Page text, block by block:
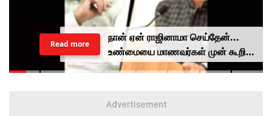
நான் ஏன் ராஜினாமா செய்தேன்...
உண்மையை மாணவர்கள் முன் கூறிய
தர்மேந்திர பிரதான்...
Read more